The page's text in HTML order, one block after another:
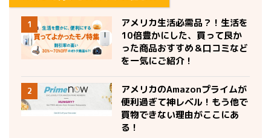
1
アメリカ生活必需品？！生活を
10倍豊かにした、買って良か
った商品おすすめ＆口コミなど
を一気にご紹介！
2
アメリカのAmazonプライムが
便利過ぎて神レベル！もう他で
買物できない理由がここにあ
る！